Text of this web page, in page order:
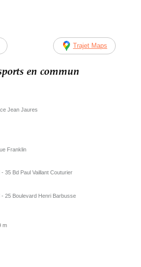
Trajet Maps
en commun
Jean Jaures
Franklin
35 Bd Paul Vaillant Couturier
25 Boulevard Henri Barbusse
m